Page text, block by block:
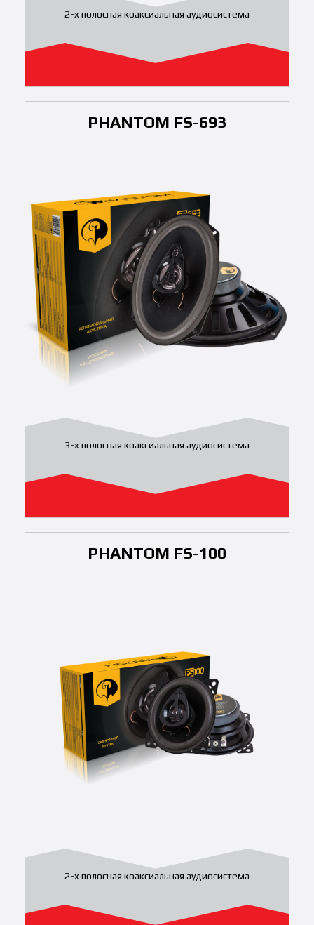
2-x полосная коаксиальная аудиосистема
PHANTOM FS-693
3-x полосная коаксиальная аудиосистема
PHANTOM FS-100
2-x полосная коаксиальная аудиосистема